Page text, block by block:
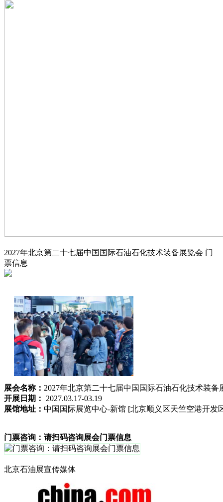
2027年北京第二十七届中国国际石油石化技术装备展览会 门
票信息
展会名称： 2027年北京第二十七届中国国际石油石化技术装备
开展日期：
2027.03.17-03.19
展馆地址： 中国国际展览中心-新馆 [北京顺义区天竺空港开发
门票咨询：请扫码咨询展会门票信息
北京石油展宣传媒体